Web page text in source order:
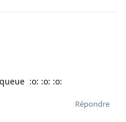
:o: :o: :o:
Répondre